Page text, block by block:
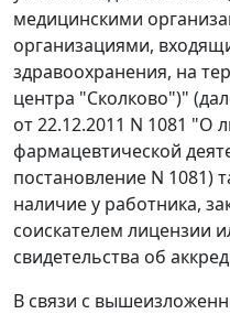
медицинскими
организациями,
здравоохранения, на
центра "Сколково")"
от 22.12.2011 N 1081 "О
фармацевтической
постановление N 1081)
наличие у работника,
соискателем лицензии
свидетельства об
В связи с